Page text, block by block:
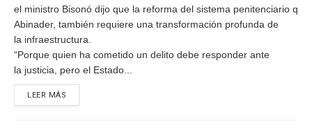
el ministro Bisonó dijo que la reforma del sistema penitenciario
Abinader, también requiere una transformación profunda de
la infraestructura.
“Porque quien ha cometido un delito debe responder ante
la justicia, pero el Estado...
LEER MÁS